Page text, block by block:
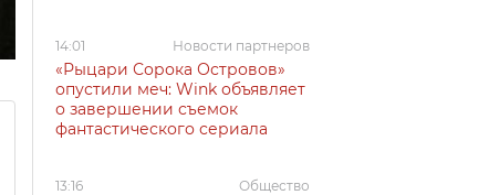
14:01 Новости партнеров
«Рыцари Сорока Островов»
опустили меч: Wink объявляет
о завершении съемок
фантастического сериала
13:16 Общество